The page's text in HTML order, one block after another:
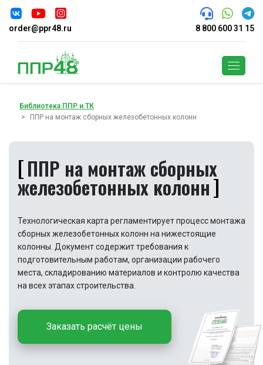
order@ppr48.ru 8 800 600 31 15
Библиотека ППР и ТК
ППР на монтаж сборных железобетонных колонн
ППР на монтаж сборных
железобетонных колонн
Технологическая карта регламентирует процесс монтажа
сборных железобетонных колонн на нижестоящие
колонны. Документ содержит требования к
подготовительным работам, организации рабочего
места, складированию материалов и контролю качества
на всех этапах строительства.
Заказать расчёт цены